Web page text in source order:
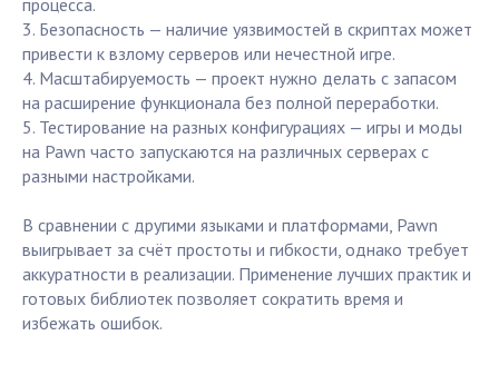
процесса.
3. Безопасность — наличие уязвимостей в скриптах может
привести к взлому серверов или нечестной игре.
4. Масштабируемость — проект нужно делать с запасом
на расширение функционала без полной переработки.
5. Тестирование на разных конфигурациях — игры и моды
на Pawn часто запускаются на различных серверах с
разными настройками.
В сравнении с другими языками и платформами, Pawn
выигрывает за счёт простоты и гибкости, однако требует
аккуратности в реализации. Применение лучших практик и
готовых библиотек позволяет сократить время и
избежать ошибок.